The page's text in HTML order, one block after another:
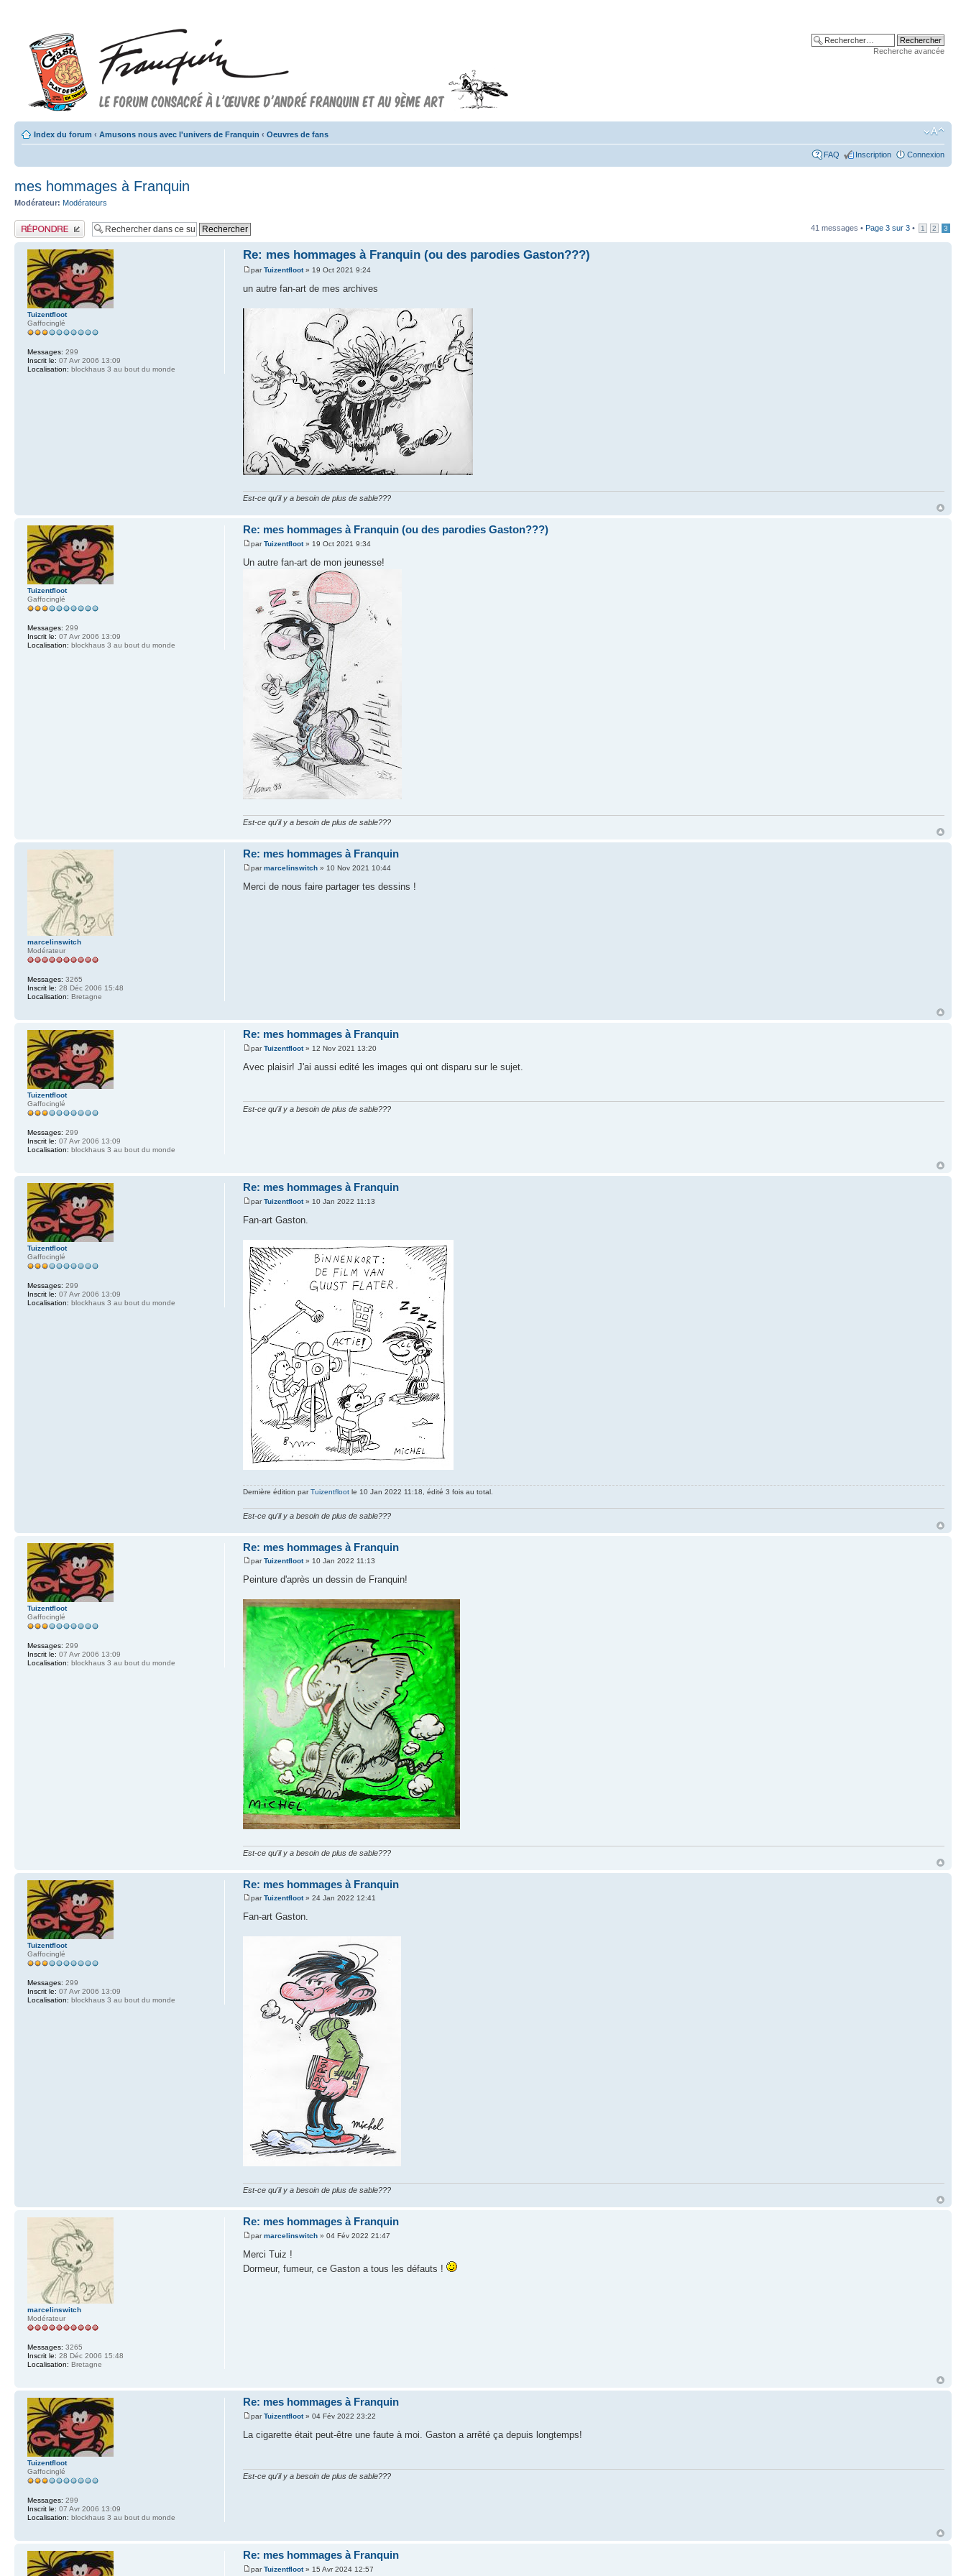
Recherche avancée
Index du forum ‹ Amusons nous avec l'univers de Franquin ‹ Oeuvres de fans
FAQ Inscription Connexion
mes hommages à Franquin
Modérateur: Modérateurs
Publier une réponse 41 messages • Page 3 sur 3 • 1 2 3
Re: mes hommages à Franquin (ou des parodies Gaston???)
parTuizentfloot» 19 Oct 2021 9:24
un autre fan-art de mes archives
Est-ce qu'il y a besoin de plus de sable???
Tuizentfloot
Gaffocinglé
Messages: 299
Inscrit le: 07 Avr 2006 13:09
Localisation: blockhaus 3 au bout du monde
Re: mes hommages à Franquin (ou des parodies Gaston???)
parTuizentfloot» 19 Oct 2021 9:34
Un autre fan-art de mon jeunesse!
Est-ce qu'il y a besoin de plus de sable???
Tuizentfloot
Gaffocinglé
Messages: 299
Inscrit le: 07 Avr 2006 13:09
Localisation: blockhaus 3 au bout du monde
Re: mes hommages à Franquin
parmarcelinswitch » 10 Nov 2021 10:44
Merci de nous faire partager tes dessins !
marcelinswitch
Modérateur
Messages: 3265
Inscrit le: 28 Déc 2006 15:48
Localisation: Bretagne
Re: mes hommages à Franquin
parTuizentfloot» 12 Nov 2021 13:20
Avec plaisir! J'ai aussi edité les images qui ont disparu sur le sujet.
Est-ce qu'il y a besoin de plus de sable???
Tuizentfloot
Gaffocinglé
Messages: 299
Inscrit le: 07 Avr 2006 13:09
Localisation: blockhaus 3 au bout du monde
Re: mes hommages à Franquin
parTuizentfloot» 10 Jan 2022 11:13
Fan-art Gaston.
Dernière édition parTuizentfloot le 10 Jan 2022 11:18, édité 3 fois au total.
Est-ce qu'il y a besoin de plus de sable???
Tuizentfloot
Gaffocinglé
Messages: 299
Inscrit le: 07 Avr 2006 13:09
Localisation: blockhaus 3 au bout du monde
Re: mes hommages à Franquin
parTuizentfloot» 10 Jan 2022 11:13
Peinture d'après un dessin de Franquin!
Est-ce qu'il y a besoin de plus de sable???
Tuizentfloot
Gaffocinglé
Messages: 299
Inscrit le: 07 Avr 2006 13:09
Localisation: blockhaus 3 au bout du monde
Re: mes hommages à Franquin
parTuizentfloot» 24 Jan 2022 12:41
Fan-art Gaston.
Est-ce qu'il y a besoin de plus de sable???
Tuizentfloot
Gaffocinglé
Messages: 299
Inscrit le: 07 Avr 2006 13:09
Localisation: blockhaus 3 au bout du monde
Re: mes hommages à Franquin
parmarcelinswitch » 04 Fév 2022 21:47
Merci Tuiz !
Dormeur, fumeur, ce Gaston a tous les défauts !
marcelinswitch
Modérateur
Messages: 3265
Inscrit le: 28 Déc 2006 15:48
Localisation: Bretagne
Re: mes hommages à Franquin
parTuizentfloot» 04 Fév 2022 23:22
La cigarette était peut-être une faute à moi. Gaston a arrêté ça depuis longtemps!
Est-ce qu'il y a besoin de plus de sable???
Tuizentfloot
Gaffocinglé
Messages: 299
Inscrit le: 07 Avr 2006 13:09
Localisation: blockhaus 3 au bout du monde
Re: mes hommages à Franquin
parTuizentfloot» 15 Avr 2024 12:57